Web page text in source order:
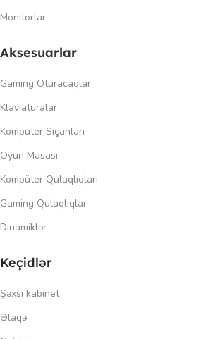
Monitorlar
Aksesuarlar
Gaming Oturacaqlar
Klaviaturalar
Kompüter Siçanları
Oyun Masası
Kompüter Qulaqlıqları
Gaming Qulaqlıqlar
Dinamiklər
Keçidlər
Şəxsi kabinet
Əlaqə